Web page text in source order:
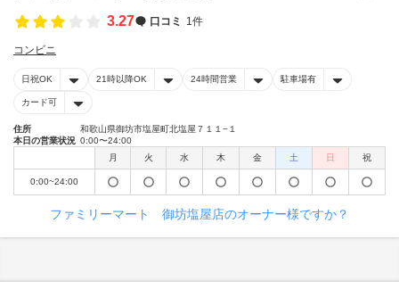
3.27
口コミ 1件
コンビニ
日祝OK 21時以降OK 24時間営業 駐車場有
カード可
住所
和歌山県御坊市塩屋町北塩屋７１１−１
本日の営業状況 0:00〜24:00
月
火 水 木 金 土 日 祝
0:00~24:00
ファミリーマート 御坊塩屋店のオーナー様ですか？